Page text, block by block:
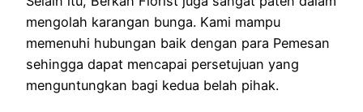
mengolah karangan bunga. Kami mampu
memenuhi hubungan baik dengan para Pemesan
sehingga dapat mencapai persetujuan yang
menguntungkan bagi kedua belah pihak.